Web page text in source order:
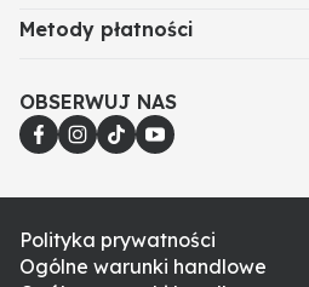
Metody płatności
OBSERWUJ NAS
Polityka prywatności
Ogólne warunki handlowe